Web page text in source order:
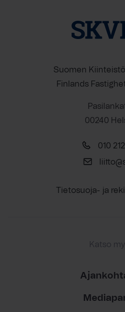
Suomen
Finlands
00240
010
Tietosuoja- ja
Katso